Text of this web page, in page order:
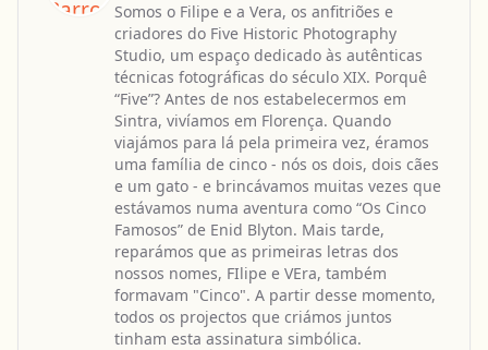
Somos o Filipe e a Vera, os anfitriões e
criadores do Five Historic Photography
Studio, um espaço dedicado às autênticas
técnicas fotográficas do século XIX. Porquê
“Five”? Antes de nos estabelecermos em
Sintra, vivíamos em Florença. Quando
viajámos para lá pela primeira vez, éramos
uma família de cinco - nós os dois, dois cães
e um gato - e brincávamos muitas vezes que
estávamos numa aventura como “Os Cinco
Famosos” de Enid Blyton. Mais tarde,
reparámos que as primeiras letras dos
nossos nomes, FIlipe e VEra, também
formavam "Cinco". A partir desse momento,
todos os projectos que criámos juntos
tinham esta assinatura simbólica.